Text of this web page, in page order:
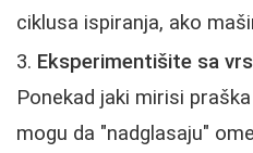
ciklusa ispiranja, ako
Eksperimentišite sa
Ponekad jaki mirisi
mogu da "nadglasaju"